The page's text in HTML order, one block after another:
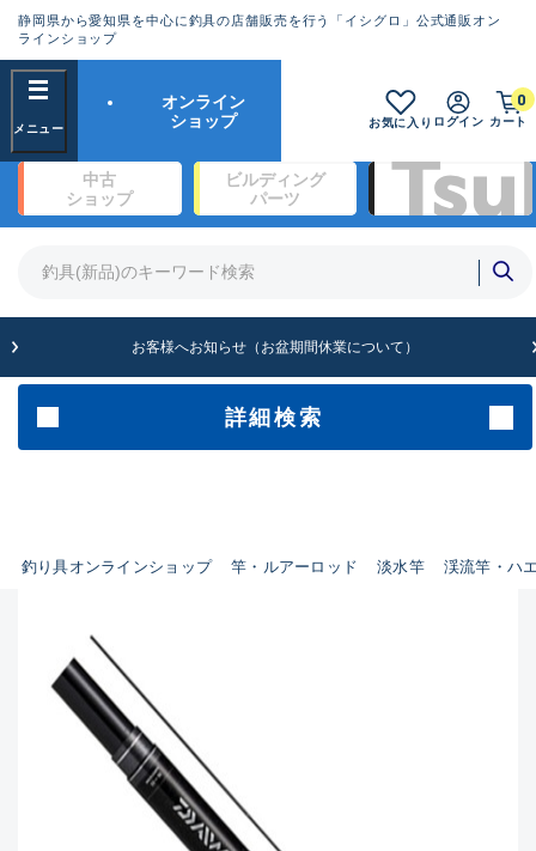
静岡県から愛知県を中心に釣具の店舗販売を行う「イシグロ」公式通販オン
ラインショップ
オンライン
ショップ
お気に入り ログイン カート
0
中古
ショップ
ビルディング
パーツ
お客様へお知らせ（お盆期間休業について）
詳細検索
釣り具オンラインショップ 竿・ルアーロッド 淡水竿 渓流竿・ハ
フリーワード
商品カテゴリ
リール・カスタムパーツ(342)
ライン・ハリス・道糸(761)
針・仕掛(319)
新商品(35)
在庫有のみ
セール(224)
ランクとは？
良
SA
新古品（メーカー問屋から仕入
れた未使用品）
※店頭展示時の置き傷が付いている
ものも含む
傷が極めて少ない極上品